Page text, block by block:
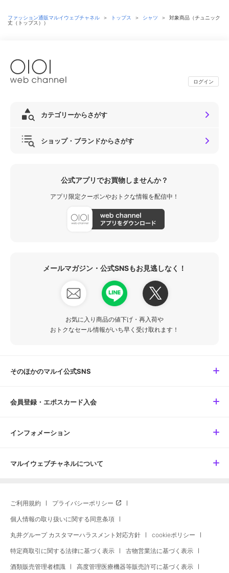
ファッション通販マルイウェブチャネル ＞ トップス ＞ シャツ ＞
対象商品（チュニック
丈（トップス））
ログイン
カテゴリーからさがす
ショップ・ブランドからさがす
公式アプリでお買物しませんか？
アプリ限定クーポンやおトクな情報を配信中！
メールマガジン・公式SNSもお見逃しなく！
お気に入り商品の値下げ・再入荷や
おトクなセール情報がいち早く受け取れます！
そのほかのマルイ公式SNS
会員登録・エポスカード入会
インフォメーション
マルイウェブチャネルについて
ご利用規約 プライバシーポリシー
個人情報の取り扱いに関する同意条項
丸井グループ カスタマーハラスメント対応方針 cookieポリシー
特定商取引に関する法律に基づく表示 古物営業法に基づく表示
酒類販売管理者標識 高度管理医療機器等販売許可に基づく表示